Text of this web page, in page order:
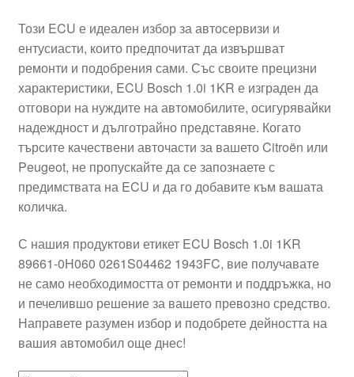
Политика за поверителност
Правила и условия
Процедура за рекламации
Разгледайте
Транспорт
Този ECU е идеален избор за автосервизи и
ентусиасти, които предпочитат да извършват
ремонти и подобрения сами. Със своите прецизни
характеристики, ECU Bosch 1.0i 1KR е изграден да
отговори на нуждите на автомобилите, осигурявайки
надеждност и дълготрайно представяне. Когато
търсите качествени авточасти за вашето Citroën или
Peugeot, не пропускайте да се запознаете с
предимствата на ECU и да го добавите към вашата
количка.
С нашия продуктови етикет ECU Bosch 1.0i 1KR
89661-0H060 0261S04462 1943FC, вие получавате
не само необходимостта от ремонти и поддръжка, но
и печелившо решение за вашето превозно средство.
Направете разумен избор и подобрете дейността на
вашия автомобил още днес!